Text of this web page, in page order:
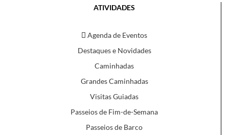
ATIVIDADES
Agenda de Eventos
Destaques e Novidades
Caminhadas
Grandes Caminhadas
Visitas Guiadas
Passeios de Fim-de-Semana
Passeios de Barco